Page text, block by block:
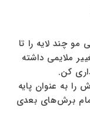
چند لایه را تا
ملایمی داشته
کن.
را به عنوان پایه
برش‌های بعدی